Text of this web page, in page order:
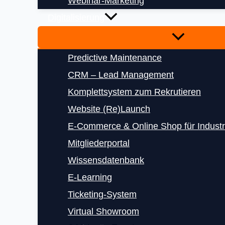
Predictive Maintenance
CRM – Lead Management
Komplettsystem zum Rekrutieren
Website (Re)Launch
E‑Commerce & Online Shop für
Mitgliederportal
Wissensdatenbank
E‑Learning
Ticketing-System
Virtual Showroom